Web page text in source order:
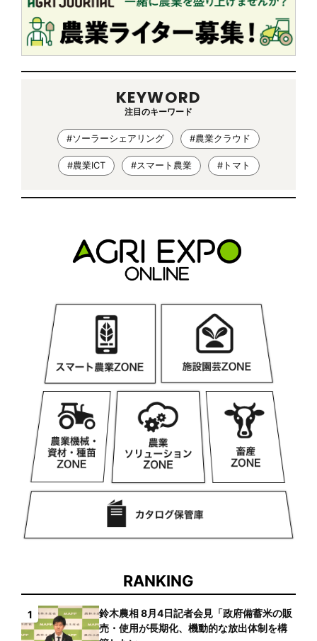
KEYWORD
注目のキーワード
#ソーラーシェアリング #農業クラウド
#農業ICT #スマート農業 #トマト
RANKING
1
鈴木農相 8月4日記者会見「政府備蓄米の販
売・使用が長期化、機動的な放出体制を構